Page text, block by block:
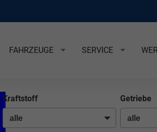
FAHRZEUGE SERVICE
Kraftstoff Getriebe